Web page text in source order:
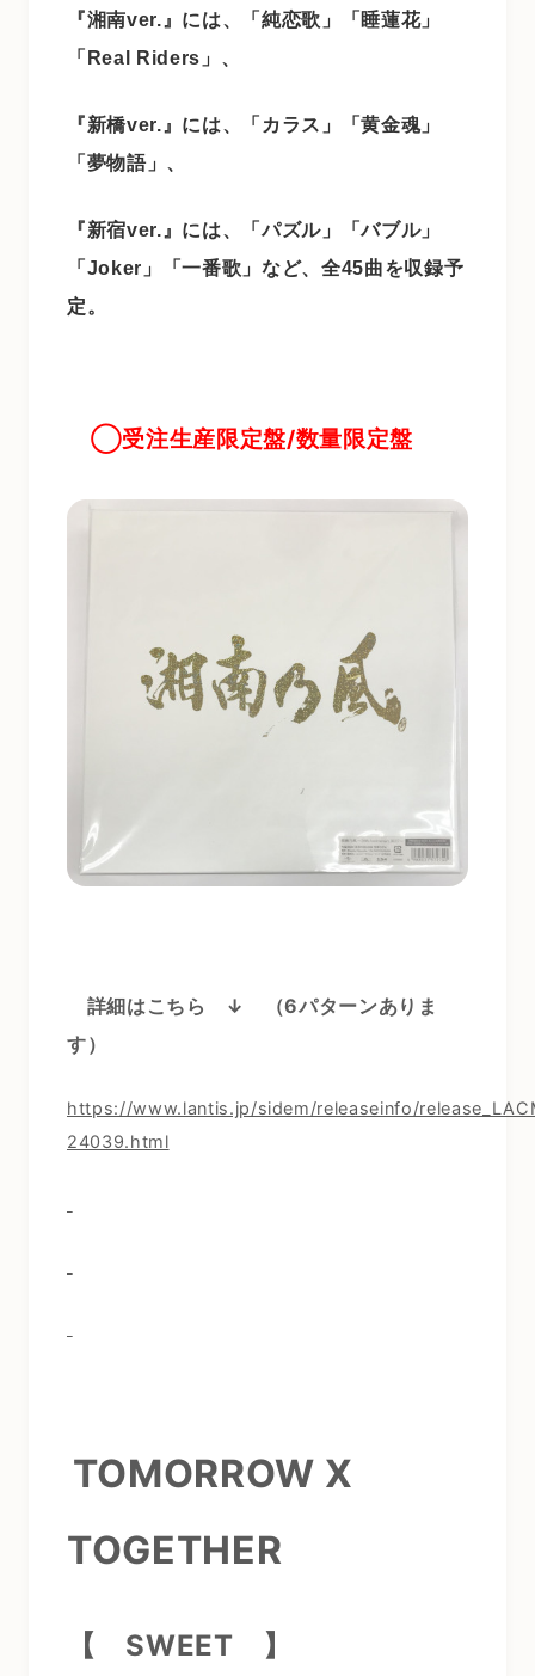
『湘南ver.』には、「純恋歌」「睡蓮花」
「Real Riders」、
『新橋ver.』には、「カラス」「黄金魂」
「夢物語」、
『新宿ver.』には、「パズル」「バブル」
「Joker」「一番歌」など、全45曲を収録予
定。
◯受注生産限定盤/数量限定盤
詳細はこちら ↓ （6パターンありま
す）
https://www.lantis.jp/sidem/releaseinfo/
24039.html
TOMORROW X
TOGETHER
【 SWEET 】